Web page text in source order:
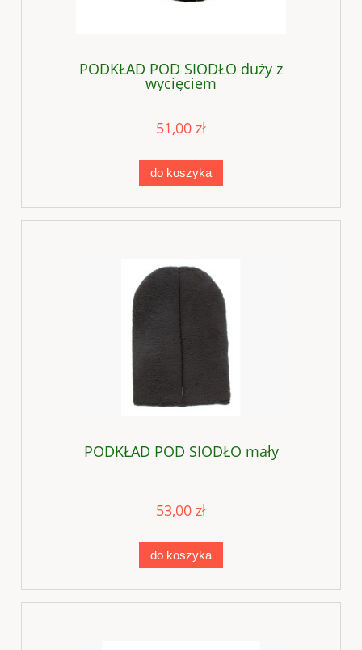
PODKŁAD POD SIODŁO duży z
wycięciem
51,00 zł
do koszyka
PODKŁAD POD SIODŁO mały
53,00 zł
do koszyka